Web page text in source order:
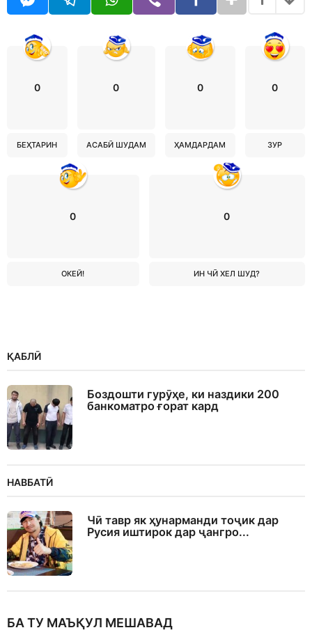
0
БЕҲТАРИН
0
АСАБӢ ШУДАМ
0
ҲАМДАРДАМ
0
ЗУР
0
ОКЕЙ!
0
ИН ЧӢ ХЕЛ ШУД?
ҚАБЛӢ
Боздошти гурӯҳе, ки наздики 200
банкоматро ғорат кард
НАВБАТӢ
Чӣ тавр як ҳунарманди тоҷик дар
Русия иштирок дар ҷангро...
БА ТУ МАЪҚУЛ МЕШАВАД